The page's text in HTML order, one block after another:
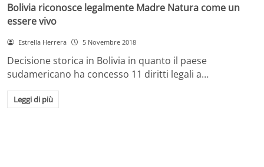
Bolivia riconosce legalmente Madre Natura come un
essere vivo
Estrella Herrera 5 Novembre 2018
Decisione storica in Bolivia in quanto il paese
sudamericano ha concesso 11 diritti legali a…
Leggi di più